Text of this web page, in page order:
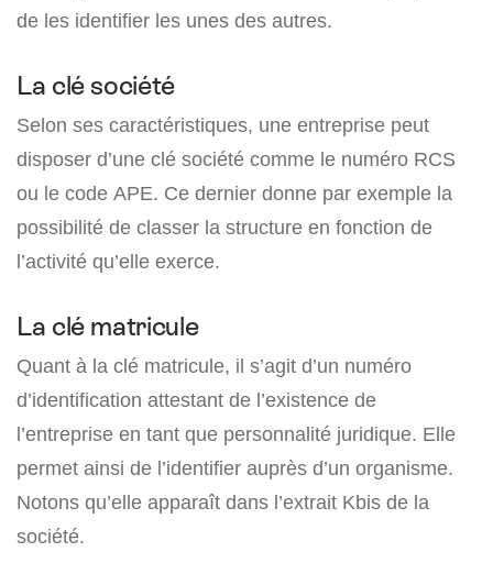
de les identifier les unes des autres.
La clé société
Selon ses caractéristiques, une entreprise peut
disposer d’une clé société comme le numéro RCS
ou le code APE. Ce dernier donne par exemple la
possibilité de classer la structure en fonction de
l’activité qu’elle exerce.
La clé matricule
Quant à la clé matricule, il s’agit d’un numéro
d’identification attestant de l’existence de
l’entreprise en tant que personnalité juridique. Elle
permet ainsi de l’identifier auprès d’un organisme.
Notons qu’elle apparaît dans l’extrait Kbis de la
société.